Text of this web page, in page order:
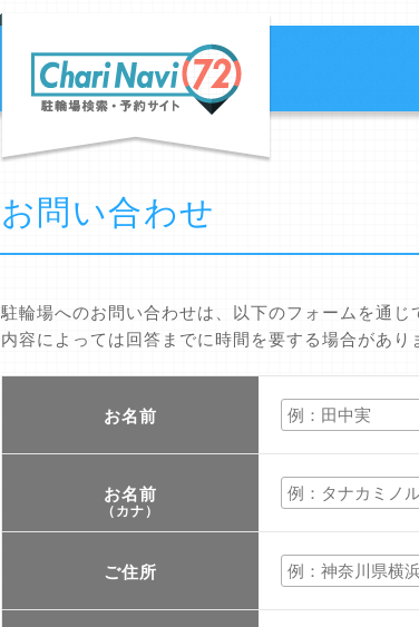
お問い合わせ
駐輪場へのお問い合わせは、以下のフォームを通じ
内容によっては回答までに時間を要する場合があり
お名前
お名前
（カナ）
ご住所